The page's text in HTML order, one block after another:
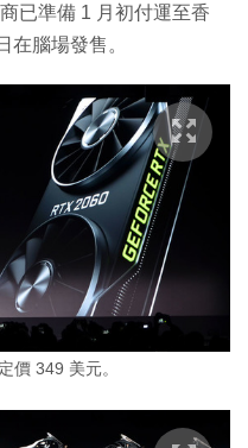
已準備 1 月初付運至香
在腦場發售。
價 349 美元。